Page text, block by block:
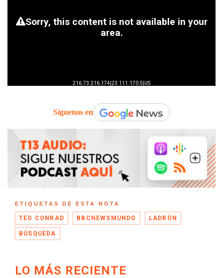
Síguenos en
ETIQUETAS DE ESTA NOTA
TEO CONRAD BBCNEWSMUNDO LADRÓN
BÚSQUEDA
LO MÁS RECIENTE